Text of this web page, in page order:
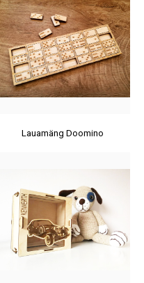
Lauamäng Doomino